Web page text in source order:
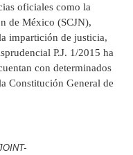
oficiales como la
de México (SCJN),
impartición de justicia,
P.J. 1/2015 ha
con determinados
Constitución General de